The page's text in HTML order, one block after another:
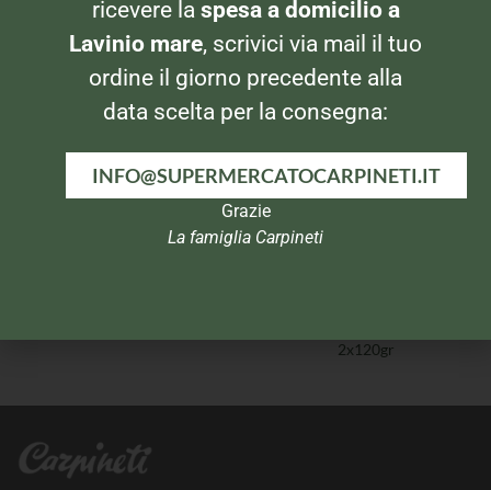
vergine d’oliva Vitaminizzato
2x120gr
ricevere la spesa a domicilio a
Lavinio mare, scrivici via mail il tuo
ordine il giorno precedente alla
data scelta per la consegna:
INFO@SUPERMERCATOCARPINETI.IT
Grazie
La famiglia Carpineti